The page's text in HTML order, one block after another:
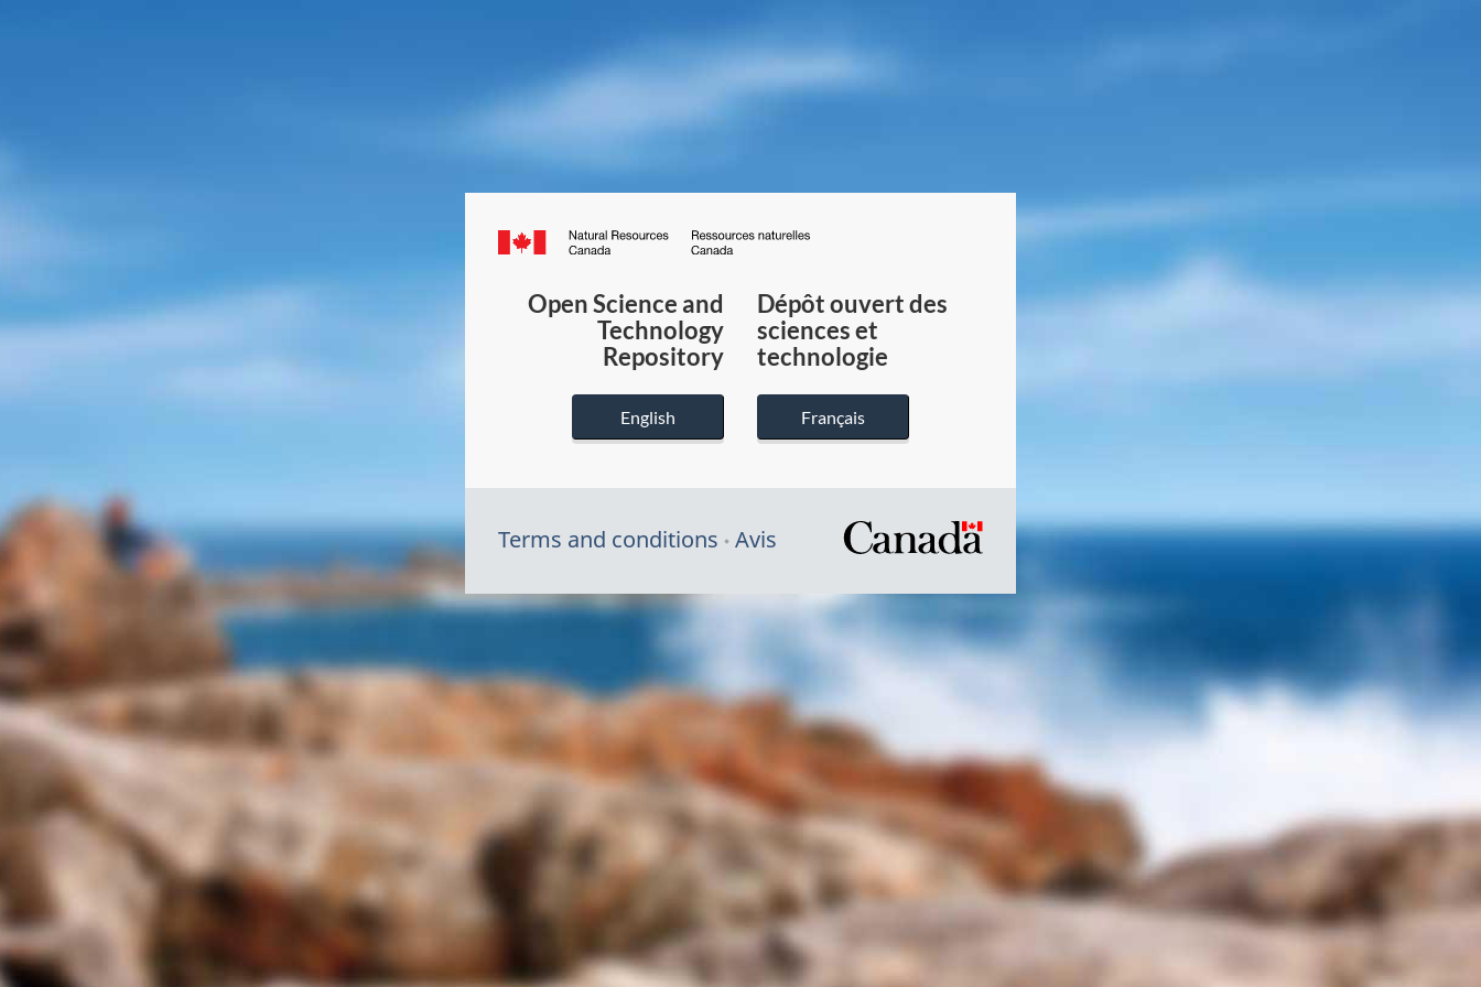
Canada.ca
du
Canada
Open Science and
Technology
Repository
English
Dépôt ouvert des
sciences et
technologie
Français
Terms and conditions Avis
/
gouvernement